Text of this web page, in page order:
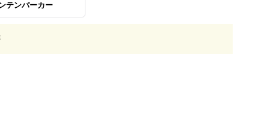
テンパーカー